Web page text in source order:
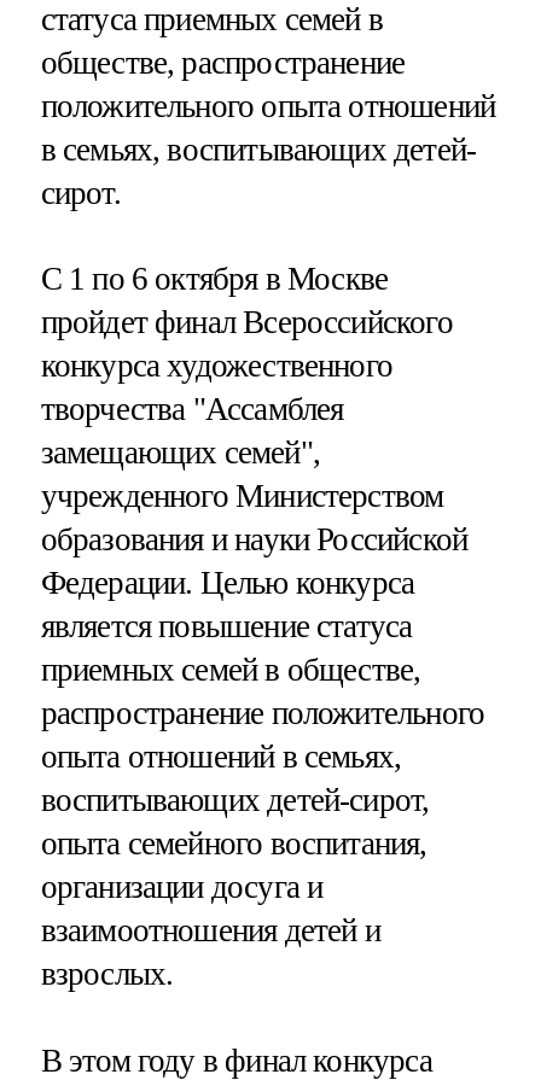
статуса приемных семей в
обществе, распространение
положительного опыта отношений
в семьях, воспитывающих детей-
сирот.
С 1 по 6 октября в Москве
пройдет финал Всероссийского
конкурса художественного
творчества "Ассамблея
замещающих семей",
учрежденного Министерством
образования и науки Российской
Федерации. Целью конкурса
является повышение статуса
приемных семей в обществе,
распространение положительного
опыта отношений в семьях,
воспитывающих детей-сирот,
опыта семейного воспитания,
организации досуга и
взаимоотношения детей и
взрослых.
В этом году в финал конкурса